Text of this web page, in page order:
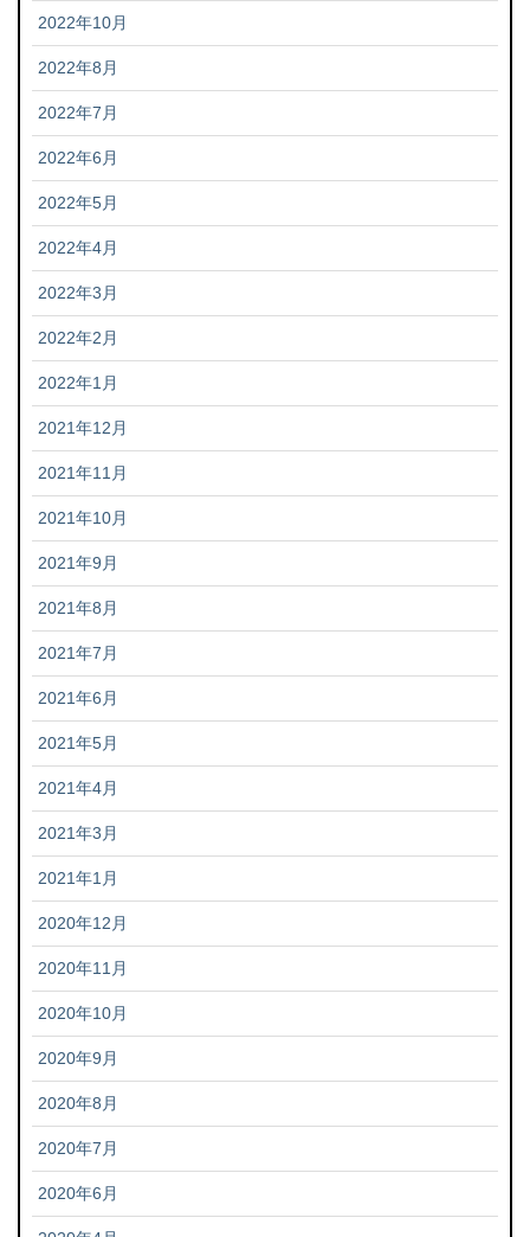
2022年10月
2022年8月
2022年7月
2022年6月
2022年5月
2022年4月
2022年3月
2022年2月
2022年1月
2021年12月
2021年11月
2021年10月
2021年9月
2021年8月
2021年7月
2021年6月
2021年5月
2021年4月
2021年3月
2021年1月
2020年12月
2020年11月
2020年10月
2020年9月
2020年8月
2020年7月
2020年6月